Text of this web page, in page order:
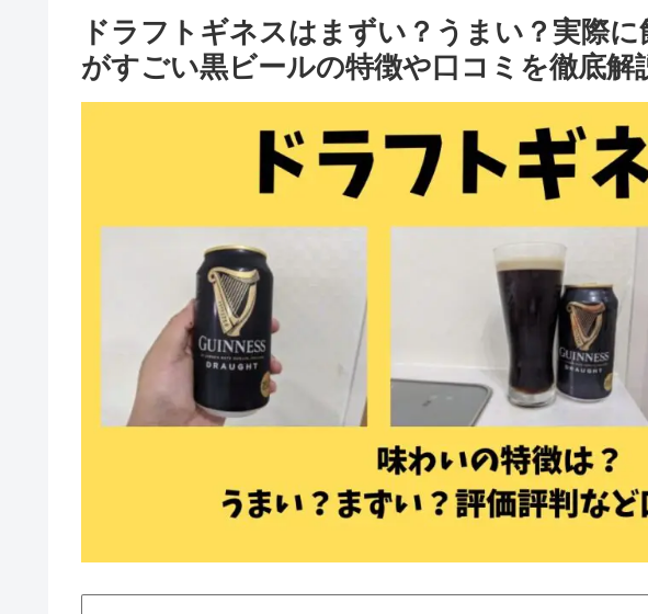
ドラフトギネスはまずい？うまい？実際
がすごい黒ビールの特徴や口コミを徹底解